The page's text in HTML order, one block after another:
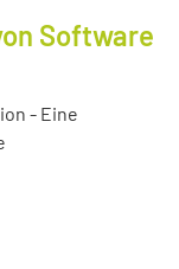
Software
- Eine